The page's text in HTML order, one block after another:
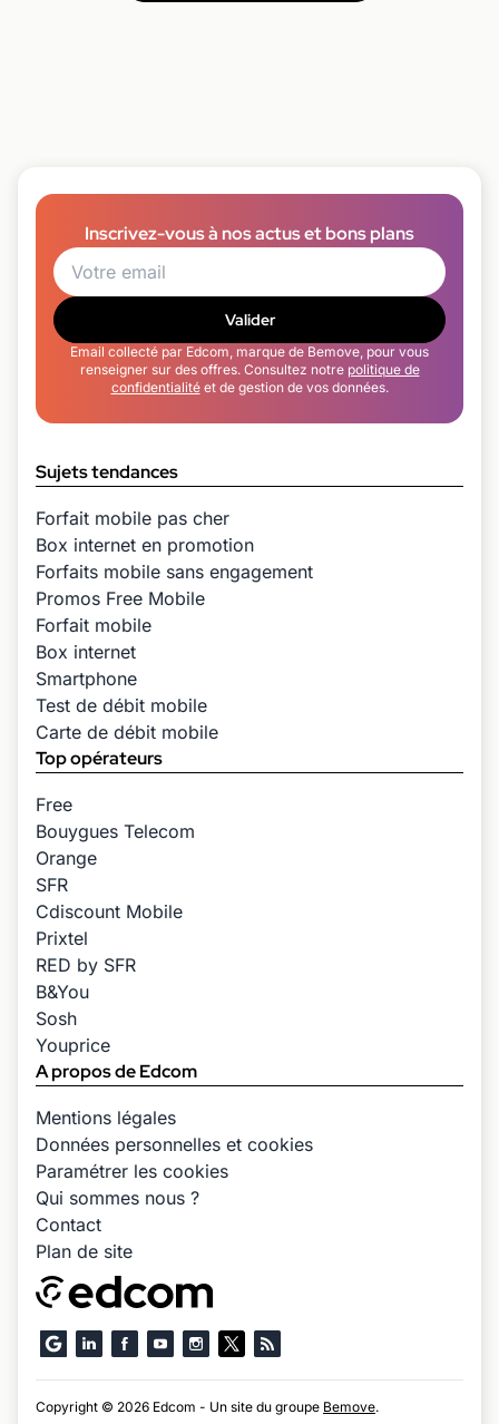
Inscrivez-vous à nos actus et bons plans
Valider
Email collecté par Edcom, marque de Bemove, pour vous
renseigner sur des offres. Consultez notre politique de
confidentialitéet de gestion de vos données.
Sujets tendances
Forfait mobile pas cher
Box internet en promotion
Forfaits mobile sans engagement
Promos Free Mobile
Forfait mobile
Box internet
Smartphone
Test de débit mobile
Carte de débit mobile
Top opérateurs
Free
Bouygues Telecom
Orange
SFR
Cdiscount Mobile
Prixtel
RED by SFR
B&You
Sosh
Youprice
A propos de Edcom
Mentions légales
Données personnelles et cookies
Paramétrer les cookies
Qui sommes nous ?
Contact
Plan de site
Copyright © 2026 Edcom - Un site du groupe Bemove.